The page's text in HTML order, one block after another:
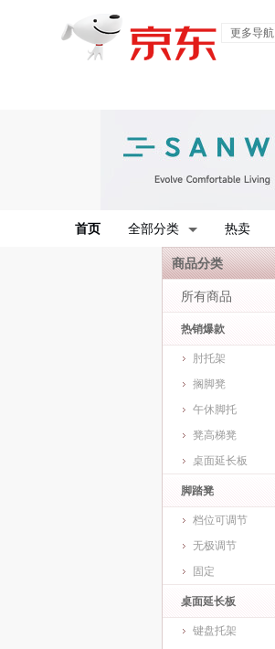
更多导航
首页 全部分类 热卖
商品分类
所有商品
热销爆款
肘托架
搁脚凳
午休脚托
凳高梯凳
桌面延长板
脚踏凳
档位可调节
无极调节
固定
桌面延长板
键盘托架